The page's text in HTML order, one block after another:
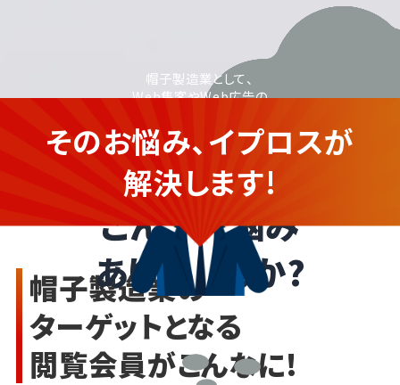
帽子メーカーの企業さま
こんなお悩み
ありませんか?
帽子製造業として、
Web集客やWeb広告の
運用に不安がある
そのお悩み、イプロスが
解決します!
帽子製造業の
ターゲットとなる
閲覧会員がこんなに!